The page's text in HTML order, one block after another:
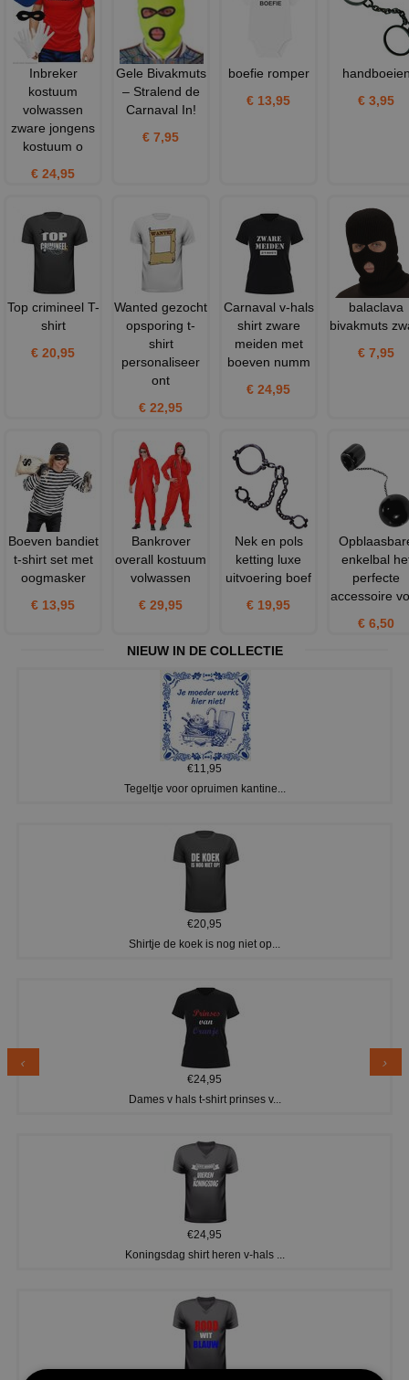
Inbreker
kostuum
volwassen
zware jongens
kostuum o
€ 24,95
Gele Bivakmuts
– Stralend de
Carnaval In!
€ 7,95
boefie romper
€ 13,95
€ 3,95
Top crimineel T-
shirt
€ 20,95
Wanted gezocht
opsporing t-
shirt
personaliseer
ont
€ 22,95
Carnaval v-hals
shirt zware
meiden met
boeven numm
€ 24,95
balaclava
bivakmuts
€ 7,95
Boeven bandiet
t-shirt set met
oogmasker
€ 13,95
Bankrover
overall kostuum
volwassen
€ 29,95
Nek en pols
ketting luxe
uitvoering boef
€ 19,95
enkelbal
perfecte
accessoire
€ 6,50
NIEUW IN DE COLLECTIE
€11,95
Tegeltje voor opruimen kantine...
€20,95
Shirtje de koek is nog niet op...
€24,95
Dames v hals t-shirt prinses v...
€24,95
Koningsdag shirt heren v-hals ...